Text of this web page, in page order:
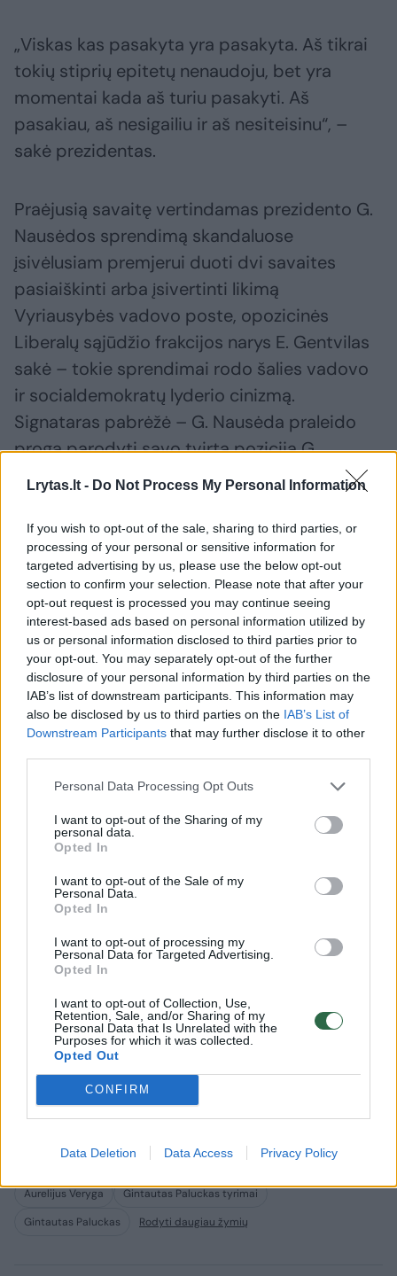
Lrytas.lt - Do Not Process My Personal Information
If you wish to opt-out of the sale, sharing to third parties, or
processing of your personal or sensitive information for
targeted advertising by us, please use the below opt-out
section to confirm your selection. Please note that after your
opt-out request is processed you may continue seeing
interest-based ads based on personal information utilized by
us or personal information disclosed to third parties prior to
your opt-out. You may separately opt-out of the further
disclosure of your personal information by third parties on the
IAB’s list of downstream participants. This information may
also be disclosed by us to third parties on the IAB’s List of
Downstream Participants that may further disclose it to other
Personal Data Processing Opt Outs
I want to opt-out of the Sharing of my
personal data.
Opted In
I want to opt-out of the Sale of my
Personal Data.
Opted In
I want to opt-out of processing my
Personal Data for Targeted Advertising.
Opted In
I want to opt-out of Collection, Use,
Retention, Sale, and/or Sharing of my
Personal Data that Is Unrelated with the
Purposes for which it was collected.
Opted Out
CONFIRM
Data Deletion Data Access Privacy Policy
„Viskas kas pasakyta yra pasakyta. Aš tikrai
tokių stiprių epitetų nenaudoju, bet yra
momentai kada aš turiu pasakyti. Aš
pasakiau, aš nesigailiu ir aš nesiteisinu“, –
sakė prezidentas.
Praėjusią savaitę vertindamas prezidento G.
Nausėdos sprendimą skandaluose
įsivėlusiam premjerui duoti dvi savaites
pasiaiškinti arba įsivertinti likimą
Vyriausybės vadovo poste, opozicinės
Liberalų sąjūdžio frakcijos narys E. Gentvilas
sakė – tokie sprendimai rodo šalies vadovo
ir socialdemokratų lyderio cinizmą.
Signataras pabrėžė – G. Nausėda praleido
progą parodyti savo tvirtą poziciją G.
Palucko atžvilgiu.
„Prezidentas, mano manymu, praleido
paskutinę progą parodyti savo stuburą. Jis ir
toliau demonstruoja savo
minkštakūniškumą“, – dėstė jis.
Per pastaruosius porą mėnesių viešojoje
erdvėje pasirodo vis nauji žurnalistiniai
tyrimai apie G. Palucką bei jo praeitį, verslo
tyrimų paviešintos informacijos ikiteisminius
tarnyba bei Specialiųjų tyrimų tarnyba.
Savo ruožtu prezidentas G. Nausėda
premjerui G. Paluckui pasiūlė per ateinančias
dvi savaites arba atsakyti į visus su jo verslo
sandoriais ir praeities ryšiais susijusius
klausimus, arba apsvarstyti tolimesnes
galimybes vykdyti Vyriausybės vadovo
pareigas.
Visgi, ketvirtadienį G. Paluckas pranešė
Aurelijus Veryga
Gintautas Paluckas tyrimai
Gintautas Paluckas
Rodyti daugiau žymių